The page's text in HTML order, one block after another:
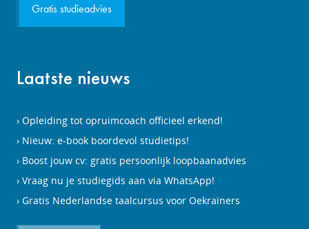
Gratis studieadvies
Laatste nieuws
Opleiding tot opruimcoach officieel erkend!
Nieuw: e-book boordevol studietips!
Boost jouw cv: gratis persoonlijk loopbaanadvies
Vraag nu je studiegids aan via WhatsApp!
Gratis Nederlandse taalcursus voor Oekraïners